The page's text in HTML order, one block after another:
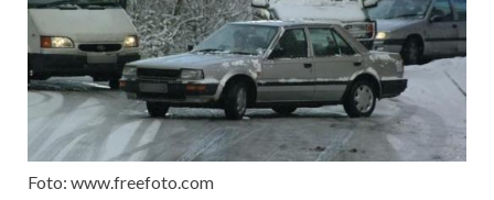
Foto: www.freefoto.com